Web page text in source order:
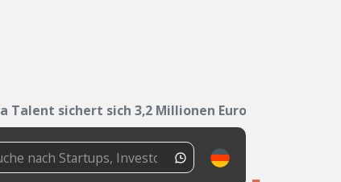
Talent sichert sich 3,2 Millionen Euro für...